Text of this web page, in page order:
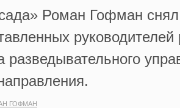
Роман Гофман снял
разведывательного
ГОФМАН